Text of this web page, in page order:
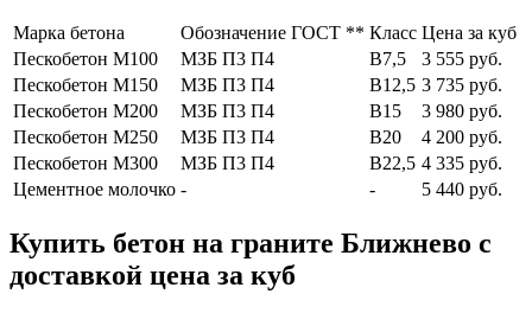
Марка бетона Обозначение ГОСТ ** Класс Цена за куб
Пескобетон М100
МЗБ П3 П4 В7,5
3 555 руб.
Пескобетон М150
МЗБ П3 П4 В12,5 3 735 руб.
Пескобетон М200
МЗБ П3 П4 В15
3 980 руб.
Пескобетон М250
МЗБ П3 П4 В20
4 200 руб.
Пескобетон М300
МЗБ П3 П4 В22,5 4 335 руб.
Цементное молочко - - 5 440 руб.
Купить бетон на граните Ближнево с
доставкой цена за куб